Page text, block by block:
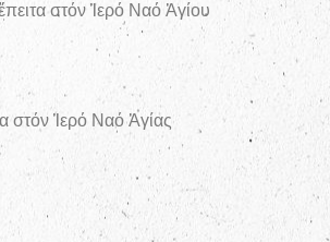
στόν Ἱερό Ναό Ἁγίου
στόν Ἱερό Ναό Ἁγίας